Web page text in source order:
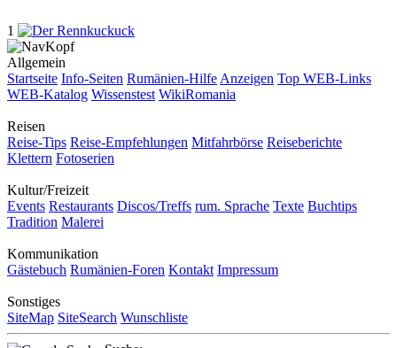
1
Allgemein
Startseite Info-Seiten Rumänien-Hilfe Anzeigen Top WEB-Links
WEB-Katalog Wissenstest WikiRomania
Reisen
Reise-Tips Reise-Empfehlungen Mitfahrbörse Reiseberichte
Klettern Fotoserien
Kultur/Freizeit
Events Restaurants Discos/Treffs rum. Sprache Texte Buchtips
Tradition Malerei
Kommunikation
Gästebuch Rumänien-Foren Kontakt Impressum
Sonstiges
SiteMap SiteSearch Wunschliste